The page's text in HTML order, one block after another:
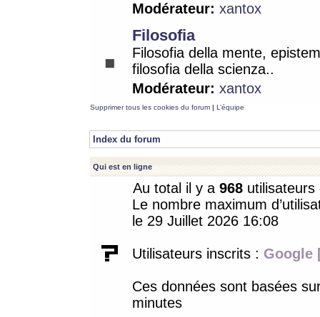
Modérateur: xantox
Filosofia
Filosofia della mente,
filosofia della scienza..
Modérateur: xantox
Supprimer tous les cookies du forum | L’équipe
Index du forum
Qui est en ligne
Au total il y a 968
Le nombre maximum
le 29 Juillet 2026 16:08
Utilisateurs inscrits : Google
Ces données sont basées
minutes